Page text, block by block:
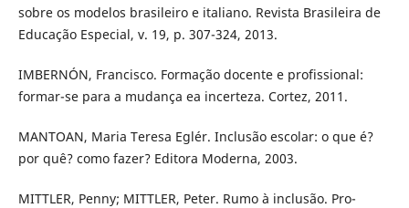
sobre os modelos brasileiro e italiano. Revista Brasileira de
Educação Especial, v. 19, p. 307-324, 2013.
IMBERNÓN, Francisco. Formação docente e profissional:
formar-se para a mudança ea incerteza. Cortez, 2011.
MANTOAN, Maria Teresa Eglér. Inclusão escolar: o que é?
por quê? como fazer? Editora Moderna, 2003.
MITTLER, Penny; MITTLER, Peter. Rumo à inclusão. Pro-